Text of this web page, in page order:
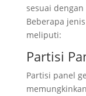
sesuai
Beberapa
meliputi:
Partisi
Partisi panel